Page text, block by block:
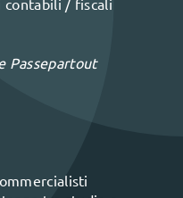
contabili / fiscali
Passepartout